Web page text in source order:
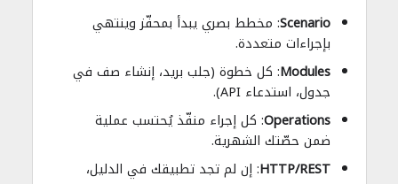
Scenario: مخطط بصري يبدأ بمحفّز وينتهي
بإجراءات متعددة.
Modules: كل خطوة (جلب بريد، إنشاء صف في
جدول، استدعاء API).
Operations: كل إجراء منفّذ يُحتسب عملية
ضمن حصّتك الشهرية.
HTTP/REST: إن لم تجد تطبيقك في الدليل،